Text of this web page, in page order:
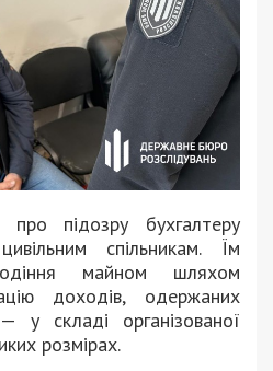
про підозру бухгалтеру
спільникам. Їм
майном шляхом
доходів, одержаних
складі організованої
розмірах.